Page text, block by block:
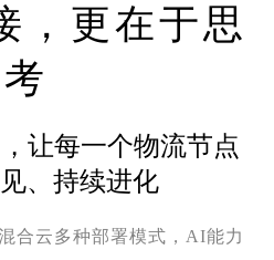
，更在于思
考
让每一个物流节点
、持续进化
合云多种部署模式，AI能力